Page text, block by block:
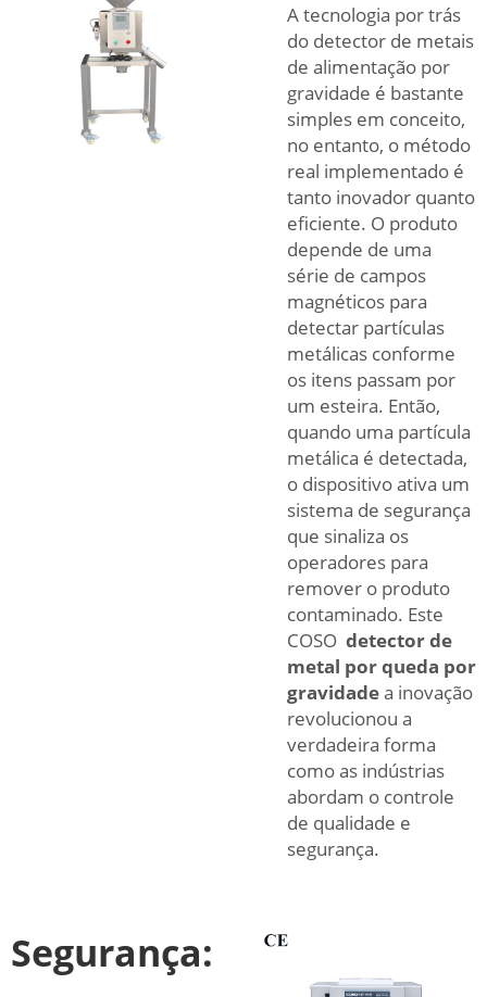
A tecnologia por trás
do detector de metais
de alimentação por
gravidade é bastante
simples em conceito,
no entanto, o método
real implementado é
tanto inovador quanto
eficiente. O produto
depende de uma
série de campos
magnéticos para
detectar partículas
metálicas conforme
os itens passam por
um esteira. Então,
quando uma partícula
metálica é detectada,
o dispositivo ativa um
sistema de segurança
que sinaliza os
operadores para
remover o produto
contaminado. Este
COSO detector de
metal por queda por
gravidadea inovação
revolucionou a
verdadeira forma
como as indústrias
abordam o controle
de qualidade e
segurança.
Segurança: